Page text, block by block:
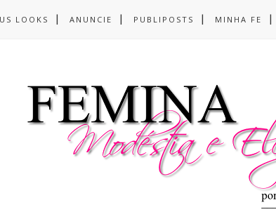
LOOKS ANUNCIE PUBLIPOSTS MINHA FE